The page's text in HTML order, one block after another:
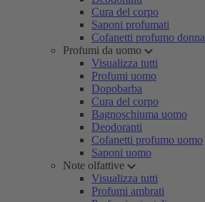
Cura del corpo
Saponi profumati
Cofanetti profumo donna
Profumi da uomo
Visualizza tutti
Profumi uomo
Dopobarba
Cura del corpo
Bagnoschiuma uomo
Deodoranti
Cofanetti profumo uomo
Saponi uomo
Note olfattive
Visualizza tutti
Profumi ambrati